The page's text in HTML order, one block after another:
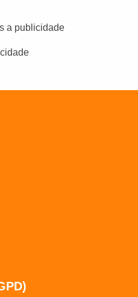
a publicidade